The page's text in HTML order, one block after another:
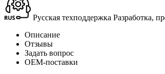
Русская техподдержка Раз­ра­бот­ка,
Описание
Отзывы
Задать вопрос
ОЕМ-поставки